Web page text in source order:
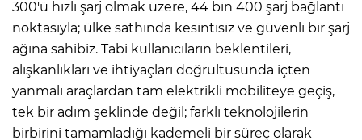
300'ü hızlı şarj olmak üzere, 44 bin 400 şarj bağlantı
noktasıyla; ülke sathında kesintisiz ve güvenli bir şarj
ağına sahibiz. Tabi kullanıcıların beklentileri,
alışkanlıkları ve ihtiyaçları doğrultusunda içten
yanmalı araçlardan tam elektrikli mobiliteye geçiş,
tek bir adım şeklinde değil; farklı teknolojilerin
birbirini tamamladığı kademeli bir süreç olarak